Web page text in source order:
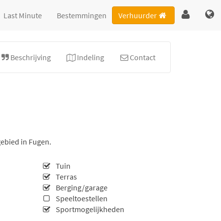
Verhuurder
Last Minute Bestemmingen
Beschrijving Indeling Contact
in Fugen.
Tuin
Terras
Berging/garage
Speeltoestellen
Sportmogelijkheden